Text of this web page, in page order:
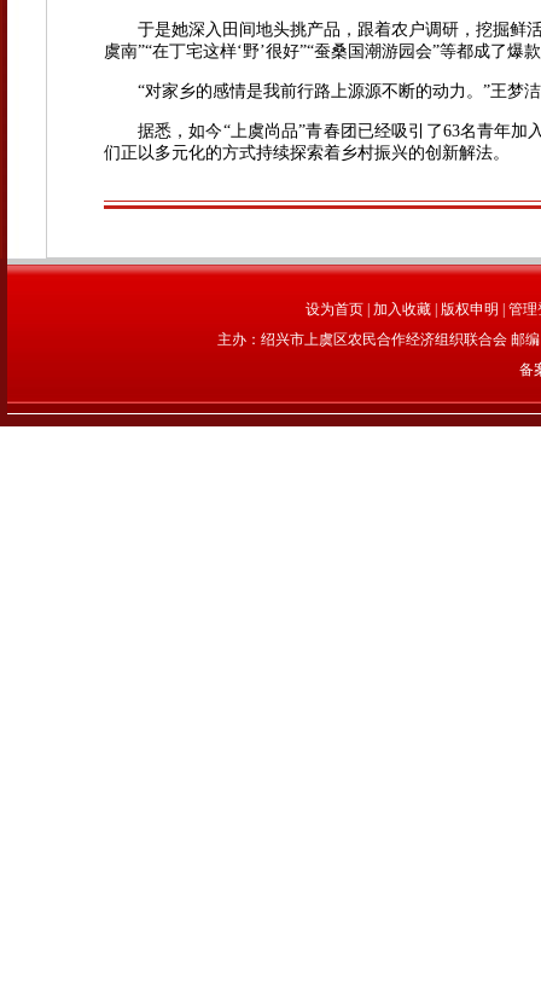
于是她深入田间地头挑产品，跟着农户调研，挖掘鲜活
虞南”“在丁宅这样‘野’很好”“蚕桑国潮游园会”等都成了爆
“对家乡的感情是我前行路上源源不断的动力。”王梦
据悉，如今“上虞尚品”青春团已经吸引了63名青年加
们正以多元化的方式持续探索着乡村振兴的创新解法。
设为首页 加入收藏 版权申明
管理
主办：绍兴市上虞区农民合作经济组织联合会 邮
备